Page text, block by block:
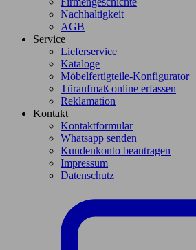
Nachhaltigkeit
AGB
Service
Lieferservice
Kataloge
Möbelfertigteile-Konfigurator
Türaufmaß online erfassen
Reklamation
Kontakt
Kontaktformular
Whatsapp senden
Kundenkonto beantragen
Impressum
Datenschutz